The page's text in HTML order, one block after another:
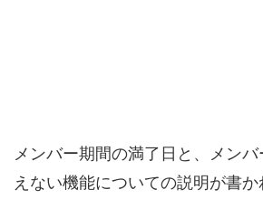
メンバー期間の満了日と、メン
えない機能についての説明が書か